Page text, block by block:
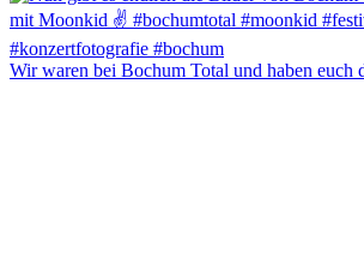
Wir waren bei Bochum Total und haben euch